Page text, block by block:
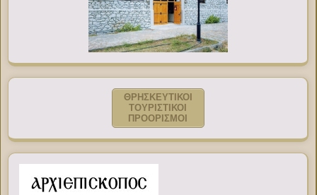
ΘΡΗΣΚΕΥΤΙΚΟΙ
ΤΟΥΡΙΣΤΙΚΟΙ
ΠΡΟΟΡΙΣΜΟΙ